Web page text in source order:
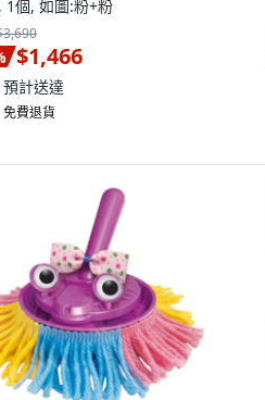
1個, 如圖:粉+粉
$1,466
預計送達
免費退貨